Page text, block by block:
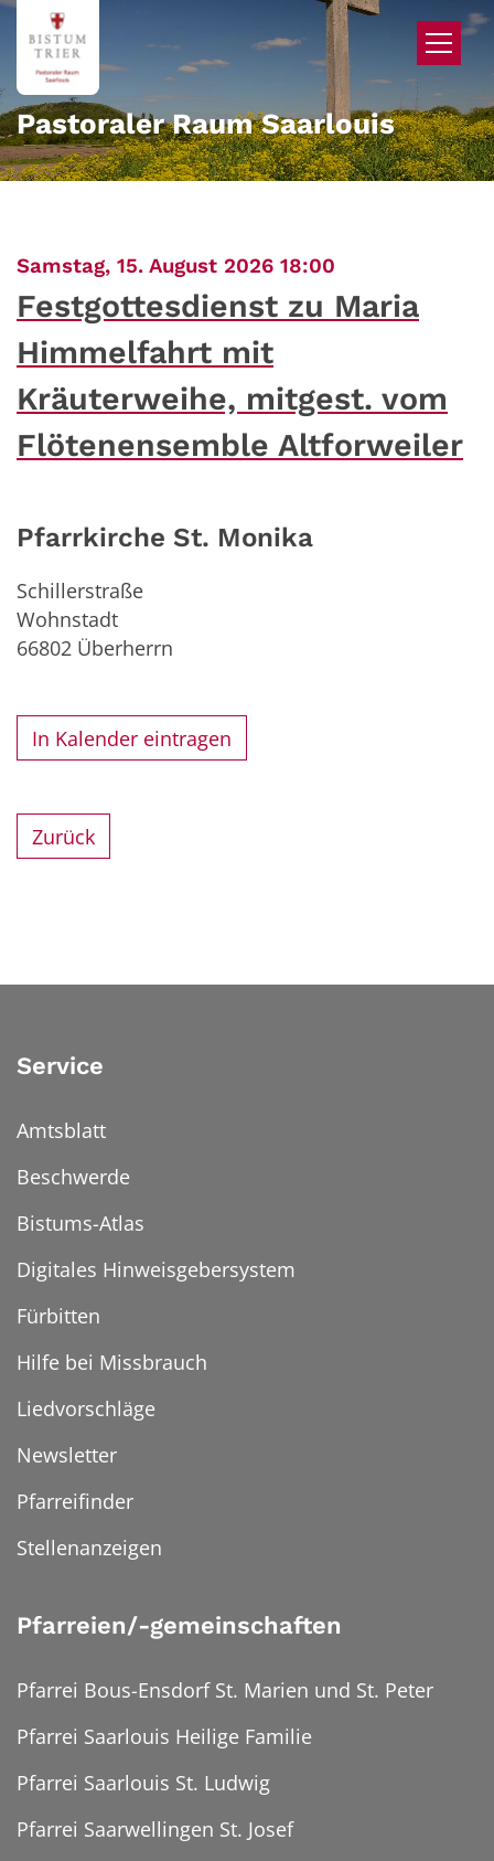
Zum Inhalt springen
Pastoraler Raum Saarlouis
Samstag, 15. August 2026 18:00
Festgottesdienst zu Maria
Himmelfahrt mit
Kräuterweihe, mitgest. vom
Flötenensemble Altforweiler
Pfarrkirche St. Monika
Schillerstraße
Wohnstadt
66802 Überherrn
In Kalender eintragen
Zurück
Service
Amtsblatt
Beschwerde
Bistums-Atlas
Digitales Hinweisgebersystem
Fürbitten
Hilfe bei Missbrauch
Liedvorschläge
Newsletter
Pfarreifinder
Stellenanzeigen
Pfarreien/-gemeinschaften
Pfarrei Bous-Ensdorf St. Marien und St. Peter
Pfarrei Saarlouis Heilige Familie
Pfarrei Saarlouis St. Ludwig
Pfarrei Saarwellingen St. Josef